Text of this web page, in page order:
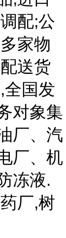
配;公
家物
送货
全国发
对象集
厂、汽
厂、机
冻液.
厂,树